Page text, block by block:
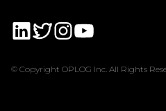
© Copyright OPLOG Inc. All Rights